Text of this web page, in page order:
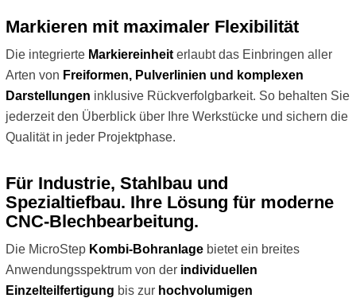
Markieren mit maximaler Flexibilität
Die integrierte Markiereinheiterlaubt das Einbringen aller
Arten von Freiformen, Pulverlinien und komplexen
Darstellungen inklusive Rückverfolgbarkeit. So behalten Sie
jederzeit den Überblick über Ihre Werkstücke und sichern die
Qualität in jeder Projektphase.
Für Industrie, Stahlbau und
Spezialtiefbau. Ihre Lösung für moderne
CNC-Blechbearbeitung.
Die MicroStep Kombi-Bohranlagebietet ein breites
Anwendungsspektrum von der individuellen
Einzelteilfertigung bis zur hochvolumigen